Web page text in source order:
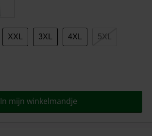
XXL 3XL 4XL 5XL
In mijn winkelmandje